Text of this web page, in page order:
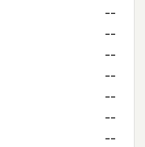
--
--
--
--
--
--
--